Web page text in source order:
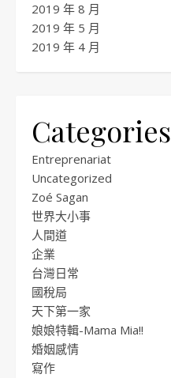
2019 年 8 月
2019 年 5 月
2019 年 4 月
Categories
Entreprenariat
Uncategorized
Zoé Sagan
世界大小事
人間道
企業
台灣日常
國稅局
天下第一家
娘娘特輯-Mama Mia!!
婚姻感情
寫作